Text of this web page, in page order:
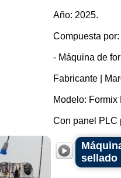
Año: 2025.
Compuesta por:
- Máquina de
Fabricante |
Modelo: Formix
Con panel PLC
sellado